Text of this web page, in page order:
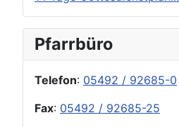
Pfarrbüro
Telefon: 05492 / 92685-0
Fax: 05492 / 92685-25